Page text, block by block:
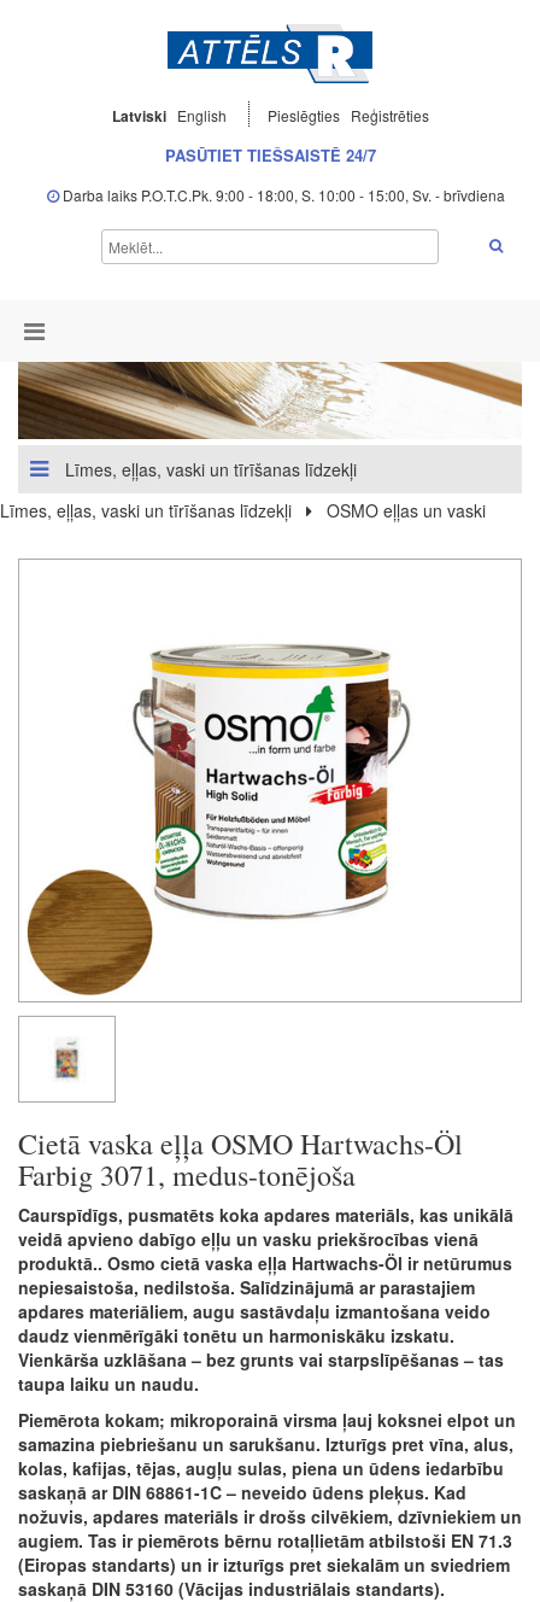
Latviski English Pieslēgties Reģistrēties
PASŪTIET TIEŠSAISTĒ 24/7
Darba laiks P.O.T.C.Pk. 9:00 - 18:00, S. 10:00 - 15:00, Sv. - brīvdiena
Līmes, eļļas, vaski un tīrīšanas līdzekļi
Līmes, eļļas, vaski un tīrīšanas līdzekļi
OSMO eļļas un vaski
Cietā vaska eļļa OSMO Hartwachs-Öl
Farbig 3071, medus-tonējoša
Caurspīdīgs, pusmatēts koka apdares materiāls, kas unikālā
veidā apvieno dabīgo eļļu un vasku priekšrocības vienā
produktā.. Osmo cietā vaska eļļa Hartwachs-Öl ir netūrumus
nepiesaistoša, nedilstoša. Salīdzinājumā ar parastajiem
apdares materiāliem, augu sastāvdaļu izmantošana veido
daudz vienmērīgāki tonētu un harmoniskāku izskatu.
Vienkārša uzklāšana – bez grunts vai starpslīpēšanas – tas
taupa laiku un naudu.
Piemērota kokam; mikroporainā virsma ļauj koksnei elpot un
samazina piebriešanu un sarukšanu. Izturīgs pret vīna, alus,
kolas, kafijas, tējas, augļu sulas, piena un ūdens iedarbību
saskaņā ar DIN 68861-1C – neveido ūdens pleķus. Kad
nožuvis, apdares materiāls ir drošs cilvēkiem, dzīvniekiem un
augiem. Tas ir piemērots bērnu rotaļlietām atbilstoši EN 71.3
(Eiropas standarts) un ir izturīgs pret siekalām un sviedriem
saskaņā DIN 53160 (Vācijas industriālais standarts).